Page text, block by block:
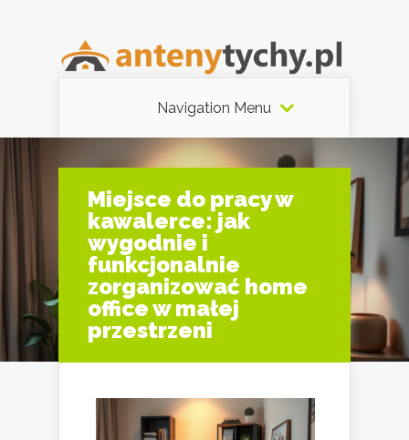
Navigation Menu
Miejsce do pracy w
kawalerce: jak
wygodnie i
funkcjonalnie
zorganizować home
office w małej
przestrzeni